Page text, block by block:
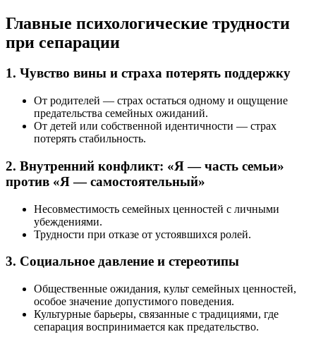
Главные психологические трудности
при сепарации
1. Чувство вины и страха потерять поддержку
От родителей — страх остаться одному и ощущение
предательства семейных ожиданий.
От детей или собственной идентичности — страх
потерять стабильность.
2. Внутренний конфликт: «Я — часть семьи»
против «Я — самостоятельный»
Несовместимость семейных ценностей с личными
убеждениями.
Трудности при отказе от устоявшихся ролей.
3. Социальное давление и стереотипы
Общественные ожидания, культ семейных ценностей,
особое значение допустимого поведения.
Культурные барьеры, связанные с традициями, где
сепарация воспринимается как предательство.